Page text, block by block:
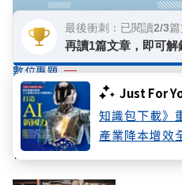
Just For
知識包下載》
產業降本增效
數位專題
邁向第三人生 擁抱樂
你可能感興趣
最後衝刺：已閱讀2/3
再讀1篇文章，即可解